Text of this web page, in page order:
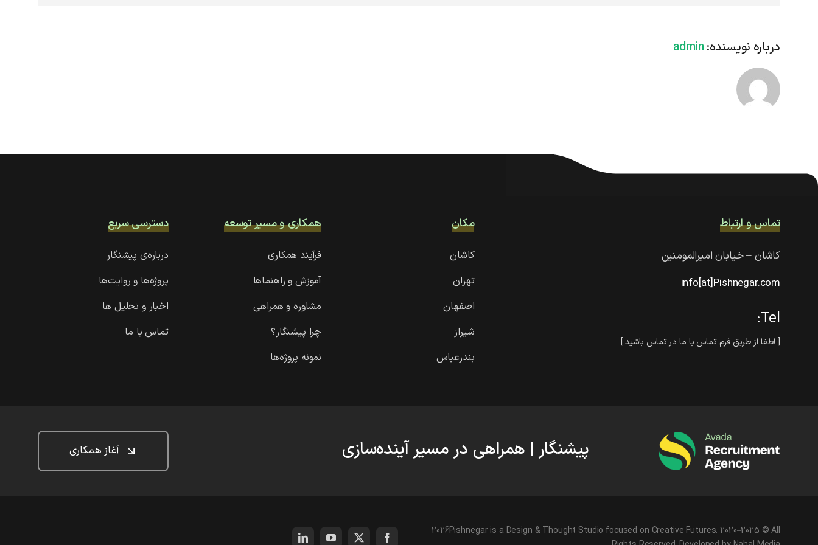
درباره نویسنده: admin
تماس و ارتباط
کاشان – خیابان امیرالمومنین
info[at]Pishnegar.com
Tel:
[ لطفا از طریق فرم تماس با ما در تماس باشید ]
مکان‌
کاشان
تهران
اصفهان
شیراز
بندرعباس
همکاری و مسیر توسعه
فرآیند همکاری
آموزش و راهنماها
مشاوره و همراهی
چرا پیشنگار؟
نمونه پروژه‌ها
دسترسی سریع
درباره‌ی پیشنگار
پروژه‌ها و روایت‌ها
اخبار و تحلیل ها
تماس با ما
پیشنگار | همراهی در مسیر آینده‌سازی آغاز همکاری
2026Pishnegar is a Design & Thought Studio focused on Creative Futures. 2020–2025 © All